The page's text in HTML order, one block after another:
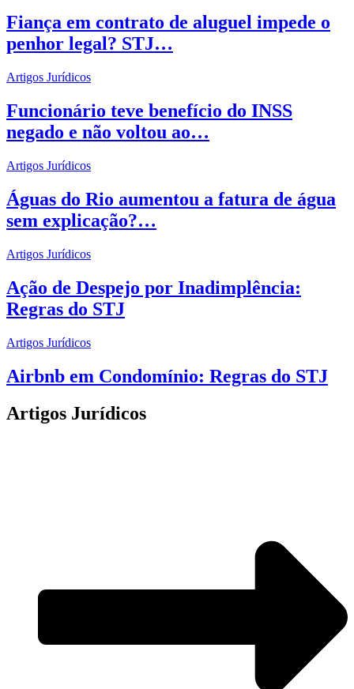
Fiança em contrato de aluguel impede o
penhor legal? STJ…
Artigos Jurídicos
Funcionário teve benefício do INSS
negado e não voltou ao…
Artigos Jurídicos
Águas do Rio aumentou a fatura de água
sem explicação?…
Artigos Jurídicos
Ação de Despejo por Inadimplência:
Regras do STJ
Artigos Jurídicos
Airbnb em Condomínio: Regras do STJ
Artigos Jurídicos